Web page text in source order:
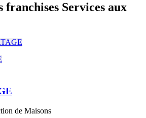
franchises Services aux
de Maisons